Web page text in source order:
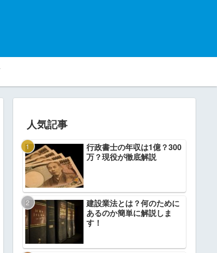
人気記事
行政書士の年収は1億？300
万？現役が徹底解説
建設業法とは？何のために
あるのか簡単に解説しま
す！